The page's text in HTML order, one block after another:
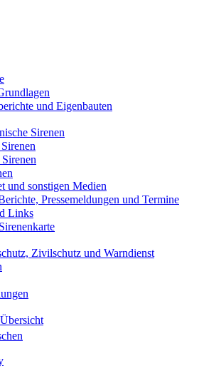
und Eigenbauten
Sirenen
und sonstigen Medien
Pressemeldungen und Termine
Links
Zivilschutz und Warndienst